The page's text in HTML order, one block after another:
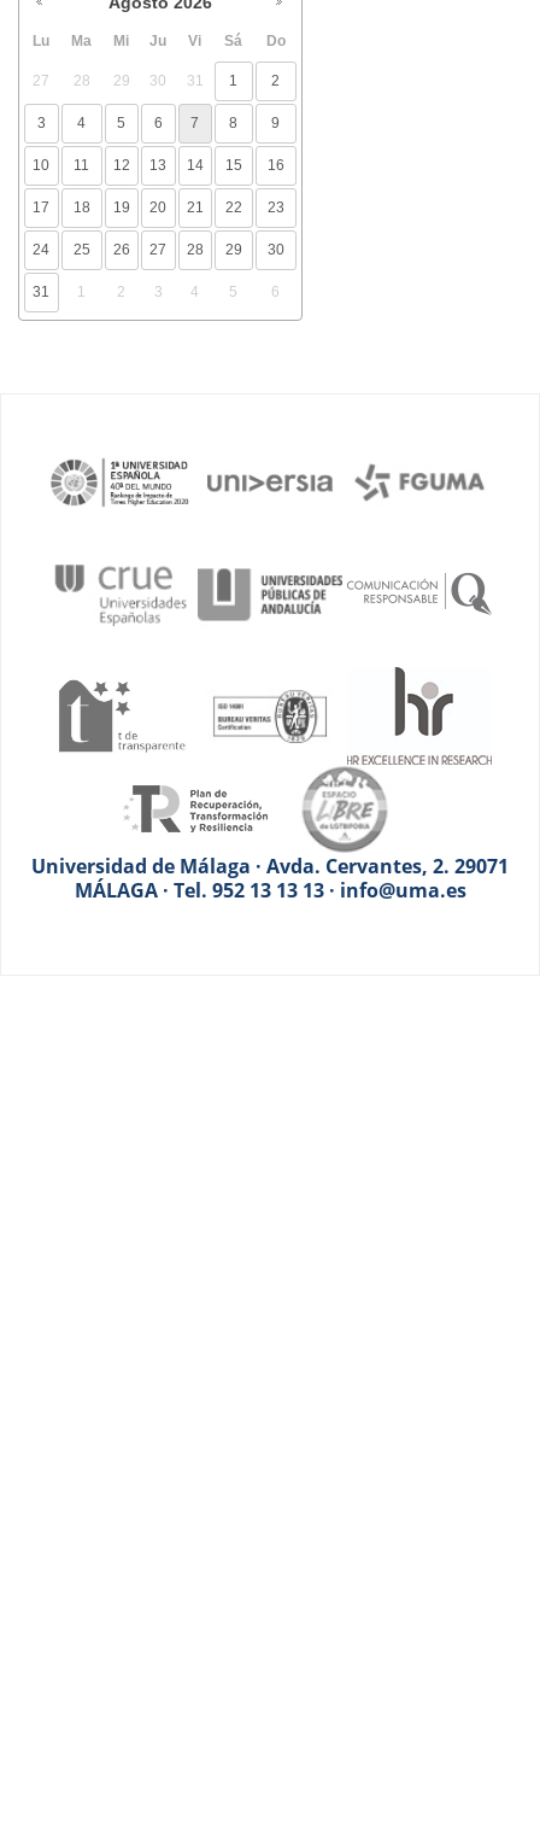
Lu Ma Mi Ju Vi Sá Do
27 28 29 30 31 1 2
3 4 5 6 7 8 9
10 11 12 13 14 15 16
17 18 19 20 21 22 23
24 25 26 27 28 29 30
31 1 2 3 4 5 6
Universidad de Málaga · Avda. Cervantes, 2. 29071
MÁLAGA · Tel. 952 13 13 13 · info@uma.es